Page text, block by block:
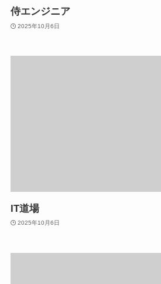
侍エンジニア
2025年10月6日
IT道場
2025年10月6日